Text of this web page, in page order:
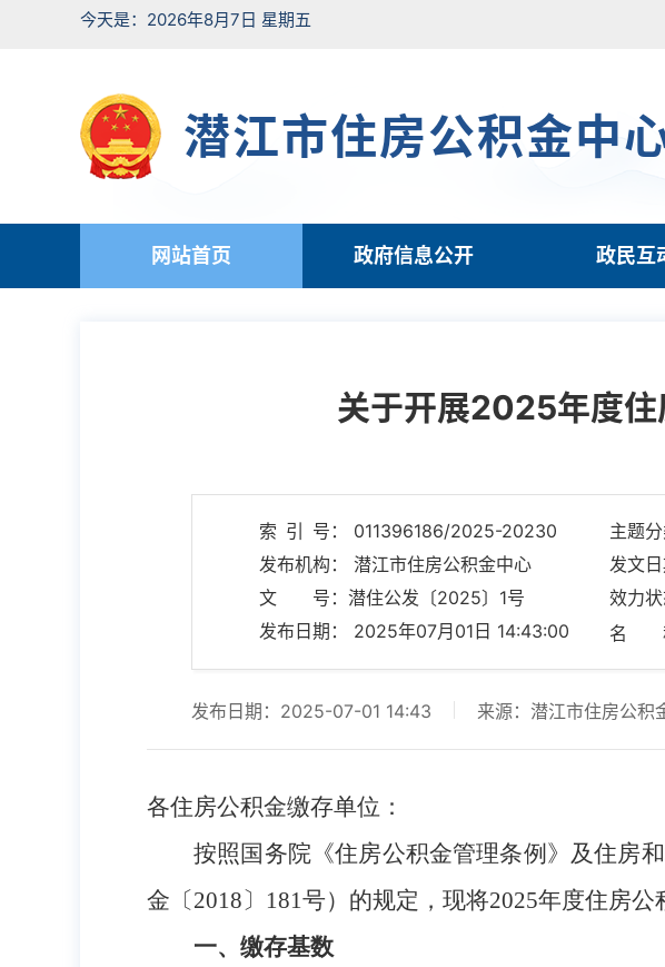
今天是：2026年8月7日 星期五
潜江市住房公积金中
网站首页 政府信息公开 政民互
关于开展2025年度住
索 引 号： 011396186/2025-20230
主题
发布机构： 潜江市住房公积金中心
发文
文 号：潜住公发〔2025〕1号
效力
发布日期： 2025年07月01日 14:43:00
名 称
发布日期：2025-07-01 14:43 来源：潜江市住房公积
各住房公积金缴存单位：
按照国务院《住房公积金管理条例》及住房
金〔2018〕181号）的规定，现将2025年度住房
一、缴存基数